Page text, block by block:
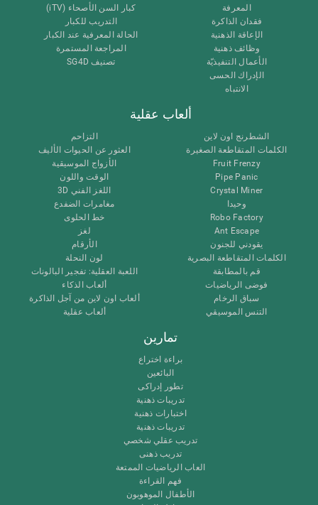
المعرفة
فقدان الذاكرة
الإعاقة الذهنية
وظائف ذهنية
الأعمال التنفيذيّة
الإدراك الحسى
الانتباه
كبار السن الأصحاء (iTV)
التدريب للكبار
الحالة المعرفية عند الكبار
المراجعة المستمرة
تصنيف SG4D
ألعاب عقلية
الشطرنج اون لاين
الكلمات المتقاطعة الصغيرة
Fruit Frenzy
Pipe Panic
Crystal Miner
وحيدا
Robo Factory
Ant Escape
يقودني للجنون
الكلمات المتقاطعة البصرية
قم بالمطابقة
فوضى الرياضيات
سباق الرخام
التنس الموسيقي
التزاحم
العثور عن الحيوات الأليف
الأزواج الموسيقية
الوقت واللون
اللغز الفني 3D
مغامرات الضفدع
خط الحلوى
لغز
الأرقام
لون النحلة
اللعبة العقلية: تفجير البالونات
ألعاب الذكاء
ألعاب اون لاين من آجل الذاكرة
ألعاب عقلية
تمارين
براءة اختراع
البائعين
تطور إدراكى
تدريبات ذهنية
اختبارات ذهنية
تدريبات ذهنية
تدريب عقلي شخصي
تدريب ذهنى
العاب الرياضيات الممتعة
فهم القراءة
الأطفال الموهوبون